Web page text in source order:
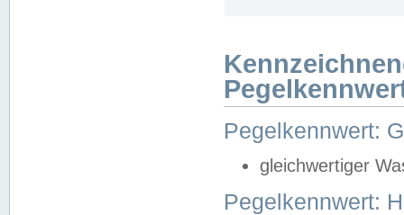
Pegelkennwert:
gleichwertiger
Pegelkennwert: